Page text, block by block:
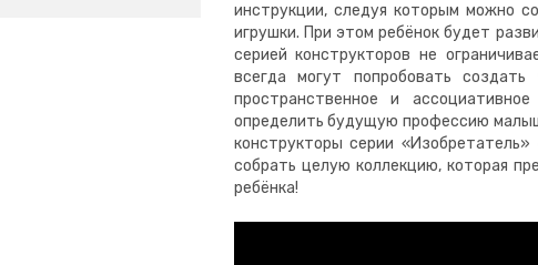
инструкции, следуя которым можно
игрушки. При этом ребёнок будет
серией конструкторов не
всегда могут попробовать
пространственное и
определить будущую профессию
конструкторы серии
собрать целую коллекцию, которая
ребёнка!